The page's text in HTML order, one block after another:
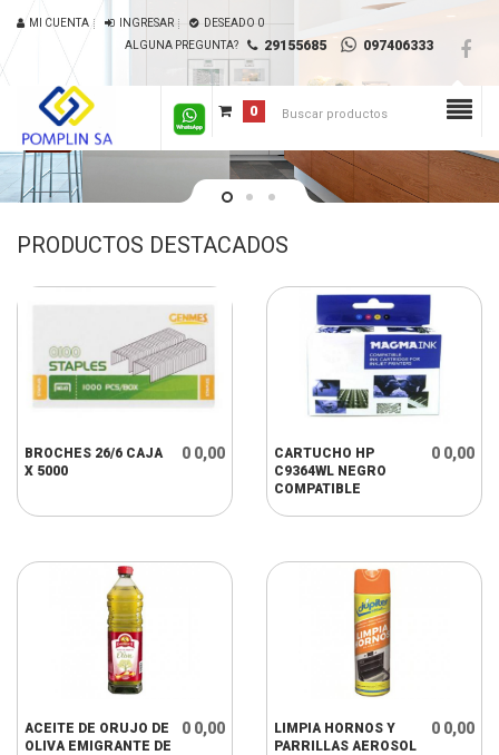
MI CUENTA INGRESAR DESEADO 0
ALGUNA PREGUNTA?
29155685 097406333
0
PRODUCTOS DESTACADOS
BROCHES 26/6 CAJA
X 5000
0 0,00
CARTUCHO HP
C9364WL NEGRO
COMPATIBLE
0 0,00
ACEITE DE ORUJO DE
OLIVA EMIGRANTE DE
0 0,00
LIMPIA HORNOS Y
PARRILLAS AEROSOL
0 0,00